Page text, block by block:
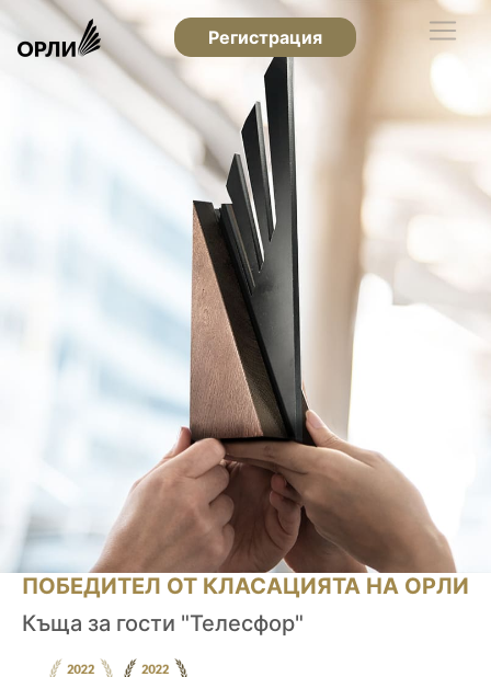
Регистрация
ПОБЕДИТЕЛ ОТ КЛАСАЦИЯТА НА ОРЛИ
Къща за гости "Телесфор"